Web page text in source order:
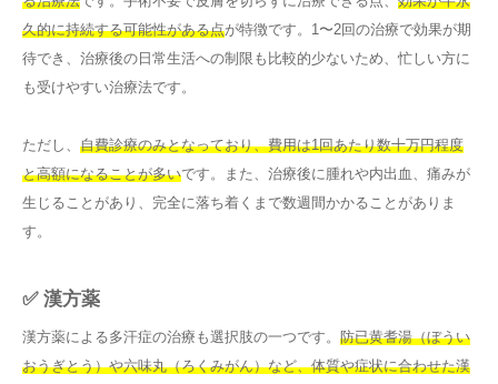
久的に持続する可能性がある点が特徴です。1〜2回の治療で効果が期
待でき、治療後の日常生活への制限も比較的少ないため、忙しい方に
も受けやすい治療法です。
ただし、 自費診療のみとなっており、費用は1回あたり数十万円程度
と高額になることが多いです。また、治療後に腫れや内出血、痛みが
生じることがあり、完全に落ち着くまで数週間かかることがありま
す。
✅ 漢方薬
漢方薬による多汗症の治療も選択肢の一つです。 防已黄耆湯（ぼうい
おうぎとう）や六味丸（ろくみがん）など、体質や症状に合わせた漢